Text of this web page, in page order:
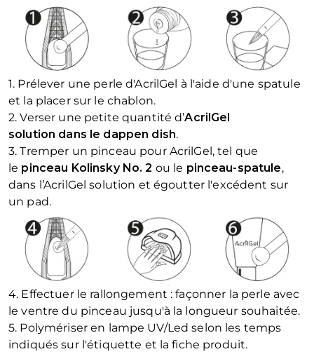
1. Prélever une perle d'AcrilGel à l'aide d'une spatule
et la placer sur le chablon.
2. Verser une petite quantité d’AcrilGel
solution dans le dappen dish.
3. Tremper un pinceau pour AcrilGel, tel que
le pinceau Kolinsky No. 2 ou le pinceau-spatule,
dans l’AcrilGel solution et égoutter l'excédent sur
un pad.
4. Effectuer le rallongement : façonner la perle avec
le ventre du pinceau jusqu'à la longueur souhaitée.
5. Polymériser en lampe UV/Led selon les temps
indiqués sur l'étiquette et la fiche produit.